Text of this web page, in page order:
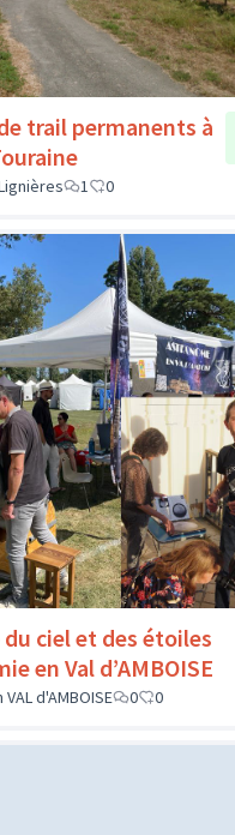
trail permanents à
1 0
ciel et des étoiles
en Val d’AMBOISE
VAL d'AMBOISE
0 0